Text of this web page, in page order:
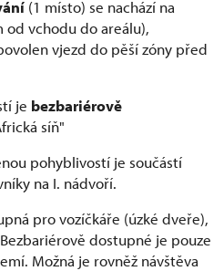
(1 místo) se nachází na
od vchodu do areálu),
vjezd do pěší zóny před
je bezbariérově
síň"
pohyblivostí je součástí
na I. nádvoří.
pro vozíčkáře (úzké dveře),
dostupné je pouze
Možná je rovněž návštěva